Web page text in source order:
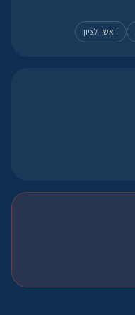
ראשון לציון